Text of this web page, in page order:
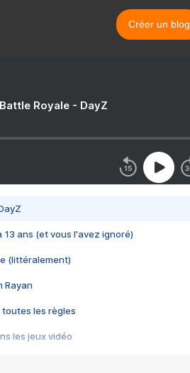
Créer un blog
Royale - DayZ
13 ans (et vous l'avez ignoré)
(littéralement)
Rayan
toutes les règles
les jeux vidéo